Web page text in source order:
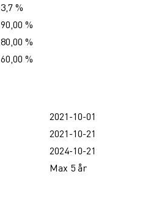
3,7 %
90,00 %
80,00 %
60,00 %
2021-10-01
2021-10-21
2024-10-21
Max 5 år